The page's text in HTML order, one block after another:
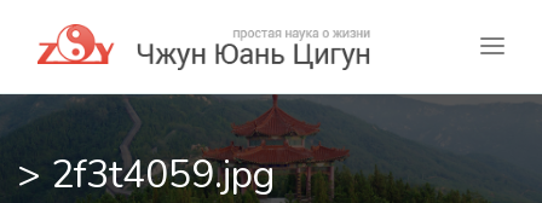
> 2f3t4059.jpg